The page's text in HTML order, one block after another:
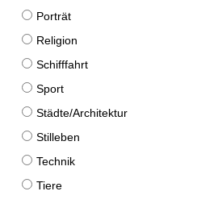
Porträt
Religion
Schifffahrt
Sport
Städte/Architektur
Stilleben
Technik
Tiere